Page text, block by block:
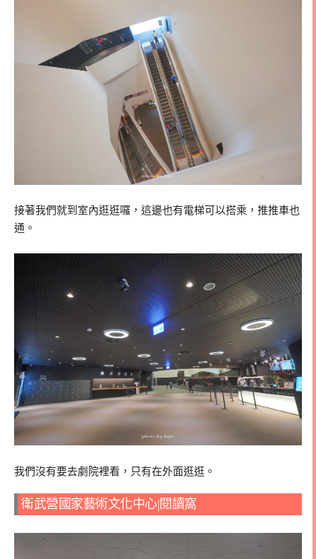
接著我們就到室內逛逛囉，這邊也有電梯可以搭乘，推推車也
通。
我們沒有要去劇院裡看，只有在外面逛逛。
衛武營國家藝術文化中心|閱讀窩